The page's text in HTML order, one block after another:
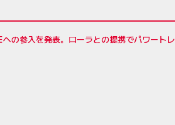
の参入を発表。ローラとの提携でパワート